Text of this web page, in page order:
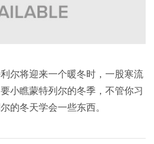
尔将迎来一个暖冬时，一股寒流
小瞧蒙特列尔的冬季，不管你习
的冬天学会一些东西。